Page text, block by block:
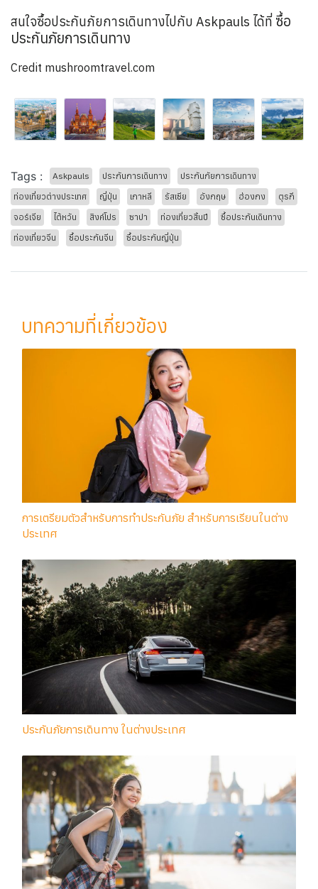
สนใจซื้อประกันภัยการเดินทางไปกับ Askpauls ได้ที่ ซื้อ
ประกันภัยการเดินทาง
​Credit mushroomtravel.com
Tags : Askpauls ประกันการเดินทาง
ประกันภัยการเดินทาง
ท่องเที่ยวต่างประเทศ
ญี่ปุ่น เกาหลี รัสเซีย อังกฤษ ฮ่องกง
ตุรกี
จอร์เจีย
ไต้หวัน สิงค์โปร ซาปา ท่องเที่ยวสิ้นปี
ซื้อประกันเดินทาง
ท่องเที่ยวจีน
ซื้อประกันจีน ซื้อประกันญี่ปุ่น
บทความที่เกี่ยวข้อง
การเตรียมตัวสำหรับการทำประกันภัย สำหรับการเรียนในต่าง
ประเทศ
ประกันภัยการเดินทาง ในต่างประเทศ